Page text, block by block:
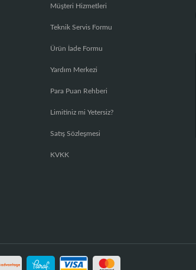
Müşteri Hizmetleri
Teknik Servis Formu
Ürün İade Formu
Yardım Merkezi
Para Puan Rehberi
Limitiniz mi Yetersiz?
Satış Sözleşmesi
KVKK